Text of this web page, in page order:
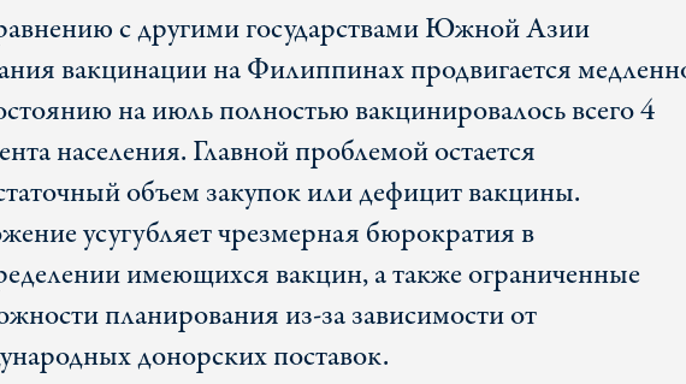
с другими государствами Южной Азии
вакцинации на Филиппинах продвигается
на июль полностью вакцинировалось всего 4
населения. Главной проблемой остается
объем закупок или дефицит вакцины.
усугубляет чрезмерная бюрократия в
имеющихся вакцин, а также ограниченные
планирования из-за зависимости от
донорских поставок.